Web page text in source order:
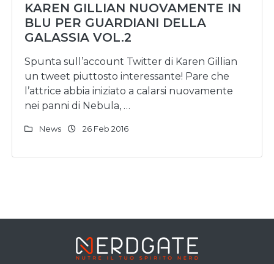
KAREN GILLIAN NUOVAMENTE IN
BLU PER GUARDIANI DELLA
GALASSIA VOL.2
Spunta sull’account Twitter di Karen Gillian
un tweet piuttosto interessante! Pare che
l’attrice abbia iniziato a calarsi nuovamente
nei panni di Nebula, …
News 26 Feb 2016